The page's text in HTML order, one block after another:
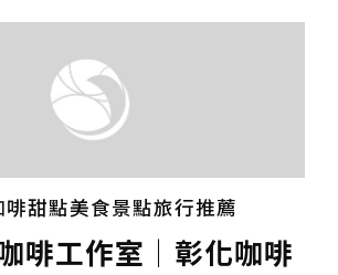
啡甜點美食景點旅行推薦
啡工作室│彰化咖啡